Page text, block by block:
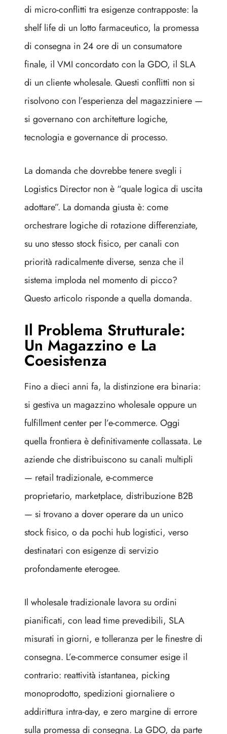
di micro-conflitti tra esigenze contrapposte: la
shelf life di un lotto farmaceutico, la promessa
di consegna in 24 ore di un consumatore
finale, il VMI concordato con la GDO, il SLA
di un cliente wholesale. Questi conflitti non si
risolvono con l’esperienza del magazziniere —
si governano con architetture logiche,
tecnologia e governance di processo.
La domanda che dovrebbe tenere svegli i
Logistics Director non è “quale logica di uscita
adottare”. La domanda giusta è: come
orchestrare logiche di rotazione differenziate,
su uno stesso stock fisico, per canali con
priorità radicalmente diverse, senza che il
sistema imploda nel momento di picco?
Questo articolo risponde a quella domanda.
Il Problema Strutturale:
Un Magazzino e La
Coesistenza
Fino a dieci anni fa, la distinzione era binaria:
si gestiva un magazzino wholesale oppure un
fulfillment center per l’e-commerce. Oggi
quella frontiera è definitivamente collassata. Le
aziende che distribuiscono su canali multipli
— retail tradizionale, e-commerce
proprietario, marketplace, distribuzione B2B
— si trovano a dover operare da un unico
stock fisico, o da pochi hub logistici, verso
destinatari con esigenze di servizio
profondamente eterogee.
Il wholesale tradizionale lavora su ordini
pianificati, con lead time prevedibili, SLA
misurati in giorni, e tolleranza per le finestre di
consegna. L’e-commerce consumer esige il
contrario: reattività istantanea, picking
monoprodotto, spedizioni giornaliere o
addirittura intra-day, e zero margine di errore
sulla promessa di consegna. La GDO, da parte